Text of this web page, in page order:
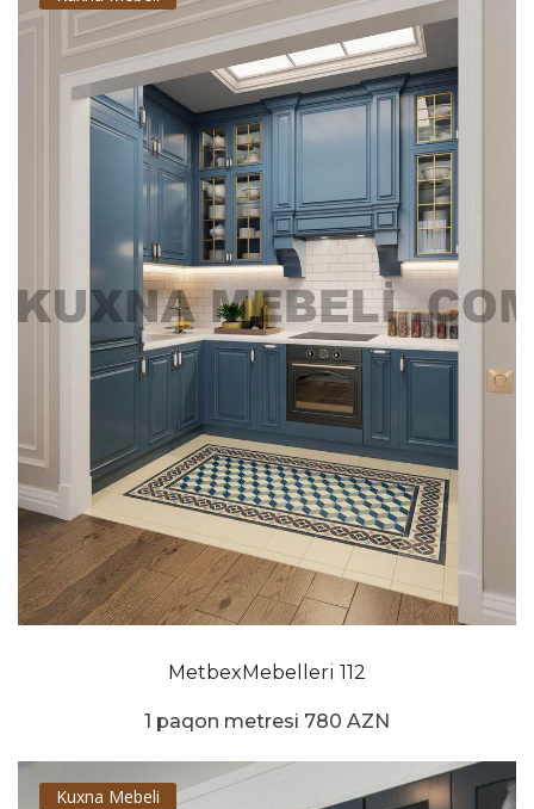
MetbexMebelleri 112
1 paqon metresi 780 AZN
Kuxna Mebeli